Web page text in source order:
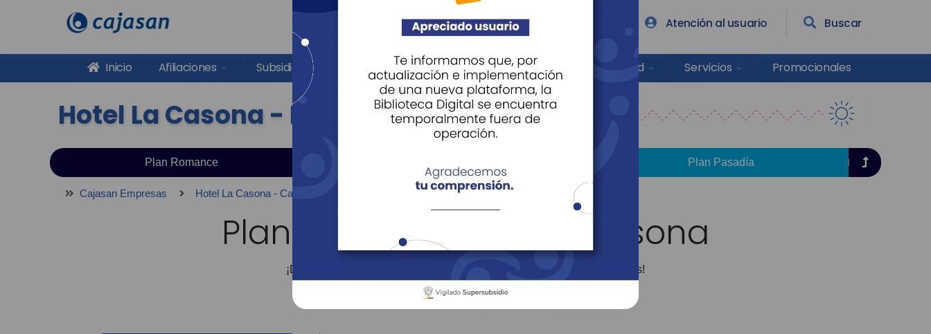
Agéndate Atención al usuario Buscar
Inicio Afiliaciones Subsidios Recreación Educación Cultura Salud Servicios Promocionales
Hotel La Casona - Plan Pasadía
Plan Romance Plan Pasadía
Cajasan Empresas Hotel La Casona - Campoalegre Plan Pasadía
Plan Pasadía Hotel La Casona
¡Disfruta de nuestra gran variedad de pasadías que tenemos disponibles!